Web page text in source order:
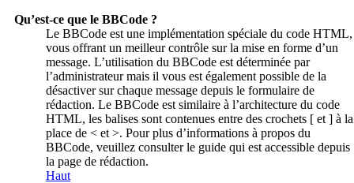
Qu’est-ce que le BBCode ?
Le BBCode est une implémentation spéciale du code HTML,
vous offrant un meilleur contrôle sur la mise en forme d’un
message. L’utilisation du BBCode est déterminée par
l’administrateur mais il vous est également possible de la
désactiver sur chaque message depuis le formulaire de
rédaction. Le BBCode est similaire à l’architecture du code
HTML, les balises sont contenues entre des crochets [ et ] à la
place de < et >. Pour plus d’informations à propos du
BBCode, veuillez consulter le guide qui est accessible depuis
la page de rédaction.
Haut